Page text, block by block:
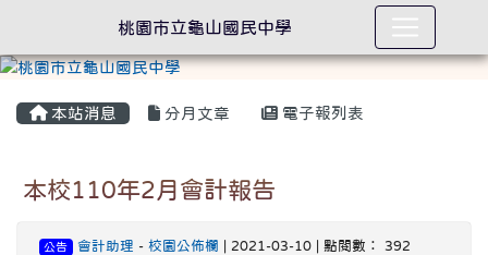
本站消息 分月文章 電子報列表
本校110年2月會計報告
公告 會計助理 - 校園公佈欄 | 2021-03-10 | 點閱數： 392
桃園市立龜山國民中學